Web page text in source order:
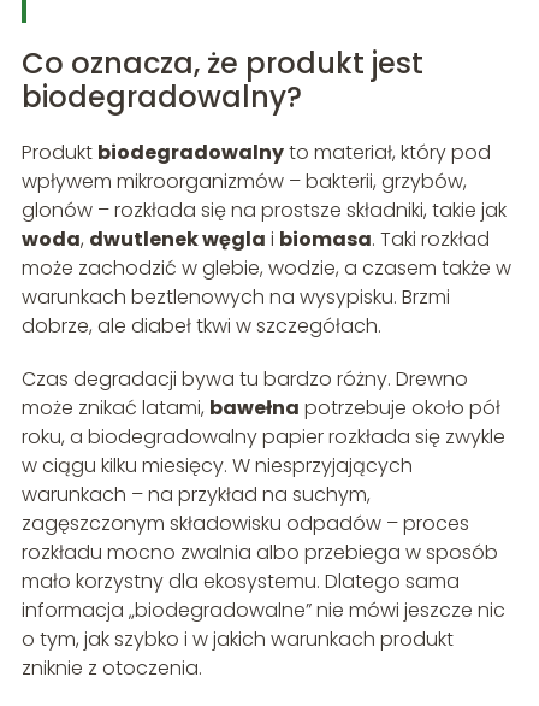
Co oznacza, że produkt jest
biodegradowalny?
Produkt biodegradowalnyto materiał, który pod
wpływem mikroorganizmów – bakterii, grzybów,
glonów – rozkłada się na prostsze składniki, takie jak
woda, dwutlenek węgla i biomasa. Taki rozkład
może zachodzić w glebie, wodzie, a czasem także w
warunkach beztlenowych na wysypisku. Brzmi
dobrze, ale diabeł tkwi w szczegółach.
Czas degradacji bywa tu bardzo różny. Drewno
może znikać latami, bawełna potrzebuje około pół
roku, a biodegradowalny papier rozkłada się zwykle
w ciągu kilku miesięcy. W niesprzyjających
warunkach – na przykład na suchym,
zagęszczonym składowisku odpadów – proces
rozkładu mocno zwalnia albo przebiega w sposób
mało korzystny dla ekosystemu. Dlatego sama
informacja „biodegradowalne” nie mówi jeszcze nic
o tym, jak szybko i w jakich warunkach produkt
zniknie z otoczenia.